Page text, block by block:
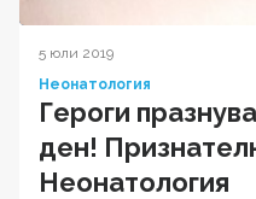
5 юли 2019
Неонатология
Героги
ден!
Неонатология